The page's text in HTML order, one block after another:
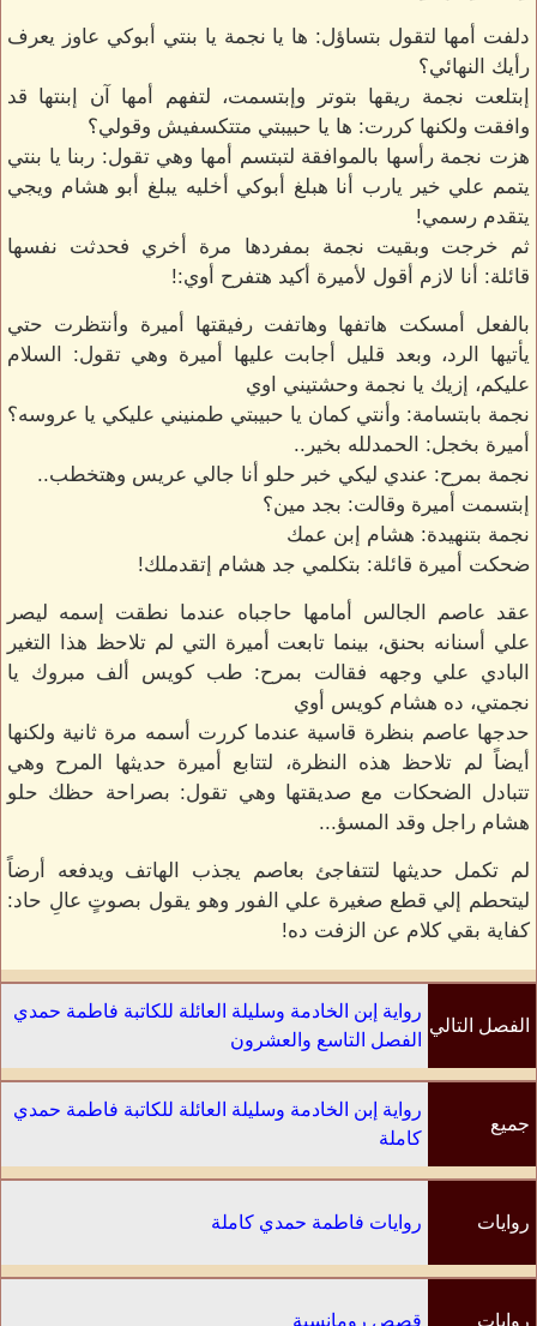
دلفت أمها لتقول بتساؤل: ها يا نجمة يا بنتي أبوكي عاوز يعرف
رأيك النهائي؟
إبتلعت نجمة ريقها بتوتر وإبتسمت، لتفهم أمها آن إبنتها قد
وافقت ولكنها كررت: ها يا حبيبتي متتكسفيش وقولي؟
هزت نجمة رأسها بالموافقة لتبتسم أمها وهي تقول: ربنا يا بنتي
يتمم علي خير يارب أنا هبلغ أبوكي أخليه يبلغ أبو هشام ويجي
يتقدم رسمي!
ثم خرجت وبقيت نجمة بمفردها مرة أخري فحدثت نفسها
قائلة: أنا لازم أقول لأميرة أكيد هتفرح أوي:!
بالفعل أمسكت هاتفها وهاتفت رفيقتها أميرة وأنتظرت حتي
يأتيها الرد، وبعد قليل أجابت عليها أميرة وهي تقول: السلام
عليكم، إزيك يا نجمة وحشتيني اوي
نجمة بابتسامة: وأنتي كمان يا حبيبتي طمنيني عليكي يا عروسه؟
أميرة بخجل: الحمدلله بخير..
نجمة بمرح: عندي ليكي خبر حلو أنا جالي عريس وهتخطب..
إبتسمت أميرة وقالت: بجد مين؟
نجمة بتنهيدة: هشام إبن عمك
ضحكت أميرة قائلة: بتكلمي جد هشام إتقدملك!
عقد عاصم الجالس أمامها حاجباه عندما نطقت إسمه ليصر
علي أسنانه بحنق، بينما تابعت أميرة التي لم تلاحظ هذا التغير
البادي علي وجهه فقالت بمرح: طب كويس ألف مبروك يا
نجمتي، ده هشام كويس أوي
حدجها عاصم بنظرة قاسية عندما كررت أسمه مرة ثانية ولكنها
أيضاً لم تلاحظ هذه النظرة، لتتابع أميرة حديثها المرح وهي
تتبادل الضحكات مع صديقتها وهي تقول: بصراحة حظك حلو
هشام راجل وقد المسؤ...
لم تكمل حديثها لتتفاجئ بعاصم يجذب الهاتف ويدفعه أرضاً
ليتحطم إلي قطع صغيرة علي الفور وهو يقول بصوتٍ عالِ حاد:
كفاية بقي كلام عن الزفت ده!
الفصل التالي
رواية إبن الخادمة وسليلة العائلة للكاتبة فاطمة حمدي
الفصل التاسع والعشرون
جميع
رواية إبن الخادمة وسليلة العائلة للكاتبة فاطمة حمدي
كاملة
روايات روايات فاطمة حمدي كاملة
روايات قصص رومانسية